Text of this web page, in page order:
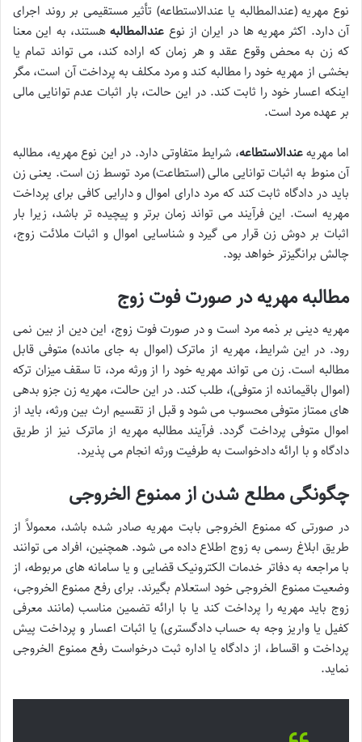
نوع مهریه (عندالمطالبه یا عندالاستطاعه) تأثیر مستقیمی بر روند اجرای
آن دارد. اکثر مهریه ها در ایران از نوع عندالمطالبههستند، به این معنا
که زن به محض وقوع عقد و هر زمان که اراده کند، می تواند تمام یا
بخشی از مهریه خود را مطالبه کند و مرد مکلف به پرداخت آن است، مگر
اینکه اعسار خود را ثابت کند. در این حالت، بار اثبات عدم توانایی مالی
بر عهده مرد است.
اما مهریهعندالاستطاعه، شرایط متفاوتی دارد. در این نوع مهریه، مطالبه
آن منوط به اثبات توانایی مالی (استطاعت) مرد توسط زن است. یعنی زن
باید در دادگاه ثابت کند که مرد دارای اموال و دارایی کافی برای پرداخت
مهریه است. این فرآیند می تواند زمان برتر و پیچیده تر باشد، زیرا بار
اثبات بر دوش زن قرار می گیرد و شناسایی اموال و اثبات ملائت زوج،
چالش برانگیزتر خواهد بود.
مطالبه مهریه در صورت فوت زوج
مهریه دینی بر ذمه مرد است و در صورت فوت زوج، این دین از بین نمی
رود. در این شرایط، مهریه از ماترک (اموال به جای مانده) متوفی قابل
مطالبه است. زن می تواند مهریه خود را از ورثه مرد، تا سقف میزان ترکه
(اموال باقیمانده از متوفی)، طلب کند. در این حالت، مهریه زن جزو بدهی
های ممتاز متوفی محسوب می شود و قبل از تقسیم ارث بین ورثه، باید از
اموال متوفی پرداخت گردد. فرآیند مطالبه مهریه از ماترک نیز از طریق
دادگاه و با ارائه دادخواست به طرفیت ورثه انجام می پذیرد.
چگونگی مطلع شدن از ممنوع الخروجی
در صورتی که ممنوع الخروجی بابت مهریه صادر شده باشد، معمولاً از
طریق ابلاغ رسمی به زوج اطلاع داده می شود. همچنین، افراد می توانند
با مراجعه به دفاتر خدمات الکترونیک قضایی و یا سامانه های مربوطه، از
وضعیت ممنوع الخروجی خود استعلام بگیرند. برای رفع ممنوع الخروجی،
زوج باید مهریه را پرداخت کند یا با ارائه تضمین مناسب (مانند معرفی
کفیل یا واریز وجه به حساب دادگستری) یا اثبات اعسار و پرداخت پیش
پرداخت و اقساط، از دادگاه یا اداره ثبت درخواست رفع ممنوع الخروجی
نماید.